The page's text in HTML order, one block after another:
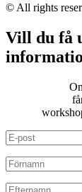
© All rights
Vill du få